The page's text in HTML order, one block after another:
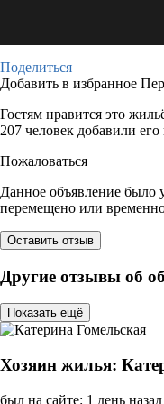
Поделиться
Добавить в избранное
Гостям нравится это
207 человек добавили
Пожаловаться
Данное объявление было
перемещено или
Оставить отзыв
Другие отзывы об
Показать ещё
Хозяин жилья:
был на сайте: 1 день назад